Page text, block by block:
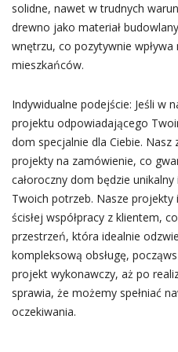
solidne, nawet w trudnych
drewno jako materiał
wnętrzu, co pozytywnie wpływa
mieszkańców.
Indywidualne podejście: Jeśli w
projektu odpowiadającego
dom specjalnie dla Ciebie.
projekty na zamówienie, co
całoroczny dom będzie
Twoich potrzeb. Nasze projekty
ścisłej współpracy z klientem,
przestrzeń, która idealnie
kompleksową obsługę,
projekt wykonawczy, aż po
sprawia, że możemy spełniać
oczekiwania.